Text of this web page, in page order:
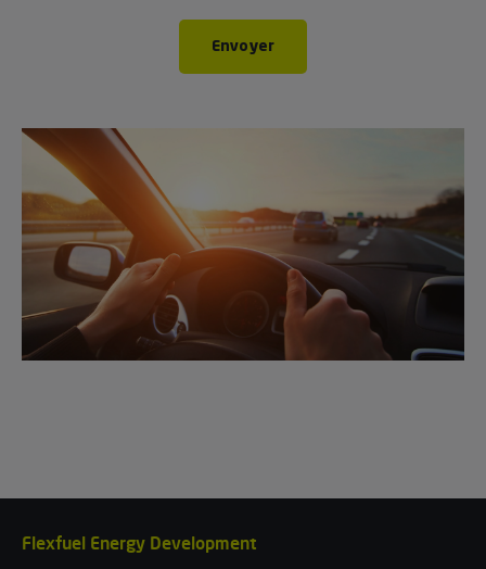
Envoyer
Flexfuel Energy Development